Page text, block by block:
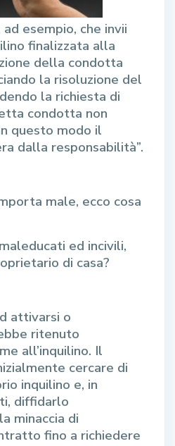
esempio, che invii
finalizzata alla
della condotta
la risoluzione del
la richiesta di
condotta non
questo modo il
dalla responsabilità”.
male, ecco cosa
ed incivili,
di casa?
attivarsi o
ritenuto
all’inquilino. Il
cercare di
inquilino e, in
diffidarlo
minaccia di
fino a richiedere